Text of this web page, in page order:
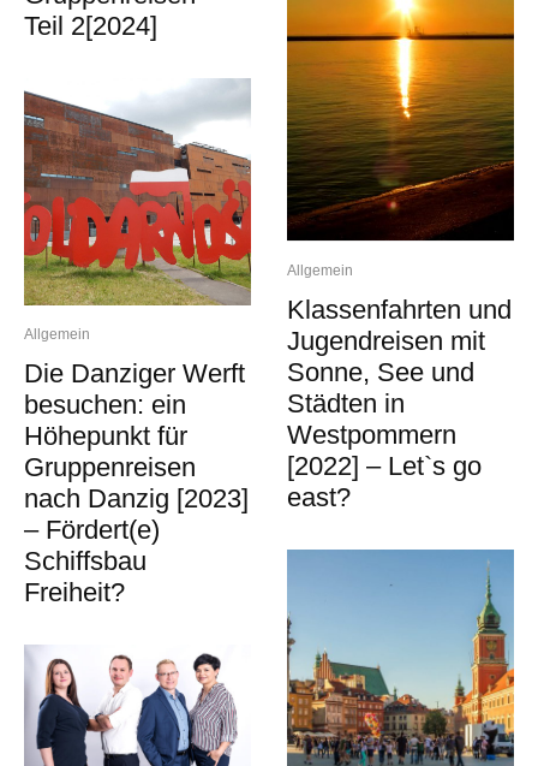
Teil 2[2024]
Allgemein
Die Danziger Werft
besuchen: ein
Höhepunkt für
Gruppenreisen
nach Danzig [2023]
– Fördert(e)
Schiffsbau
Freiheit?
Allgemein
Klassenfahrten und
Jugendreisen mit
Sonne, See und
Städten in
Westpommern
[2022] – Let`s go
east?